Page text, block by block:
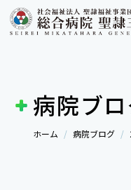
病院ブ
ホーム 病院ブログ